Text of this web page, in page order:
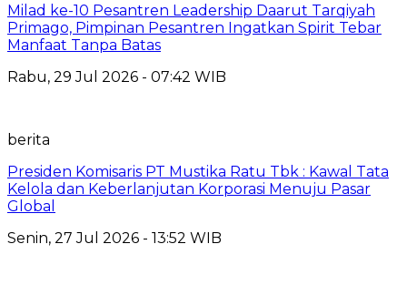
Milad ke-10 Pesantren Leadership Daarut Tarqiyah
Primago, Pimpinan Pesantren Ingatkan Spirit Tebar
Manfaat Tanpa Batas
Rabu, 29 Jul 2026 - 07:42 WIB
berita
Presiden Komisaris PT Mustika Ratu Tbk : Kawal Tata
Kelola dan Keberlanjutan Korporasi Menuju Pasar
Global
Senin, 27 Jul 2026 - 13:52 WIB